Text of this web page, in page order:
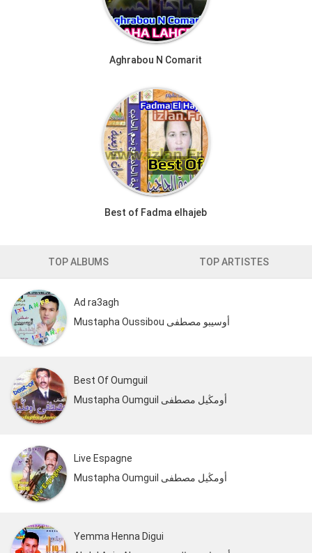
Aghrabou N Comarit
Best of Fadma elhajeb
TOP ALBUMS TOP ARTISTES
Ad ra3agh
Mustapha Oussibou أوسيبو مصطفى
Best Of Oumguil
Mustapha Oumguil أومڭيل مصطفى
Live Espagne
Mustapha Oumguil أومڭيل مصطفى
Yemma Henna Digui